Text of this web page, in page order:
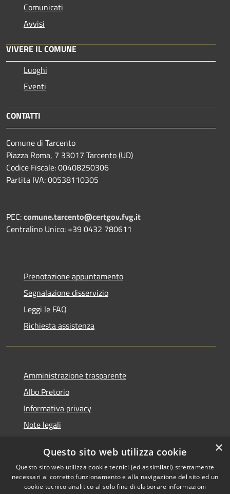
Comunicati
Avvisi
VIVERE IL COMUNE
Luoghi
Eventi
CONTATTI
Comune di Tarcento
Piazza Roma, 7 33017 Tarcento (UD)
Codice Fiscale: 00408250306
Partita IVA: 00538110305
PEC:comune.tarcento@certgov.fvg.it
Centralino Unico: +39 0432 780611
Prenotazione appuntamento
Segnalazione disservizio
Leggi le FAQ
Richiesta assistenza
Amministrazione trasparente
Albo Pretorio
Informativa privacy
Note legali
Segnalazioni di inaccessibilità
×
Questo sito web utilizza cookie
Questo sito web utilizza cookie tecnici (ed assimilati) strettamente
necessari al corretto funzionamento e alla navigazione del sito ed un
cookie tecnico analitico al solo fine di elaborare informazioni